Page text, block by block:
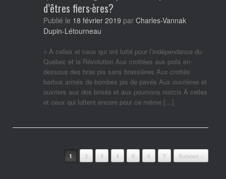
d’êtres fiers·ères?
Publié le 18 février 2019 par Charles-Vannak
Dupin-Létourneau
« À celles et ceux qui ont lutté pour l’indépendance du
Québec et la Révolution Aux crottées aux poils en-
dessous des bras pis sans brassières Aux crottés
barbus armés de bombes pis de pavés Aux ouvrières et
ouvriers aux dos brisés et aux poumons noircis À celles
et ceux qui luttent encore pour ce même […]
1 2 3 4 5 6 7 Suivant »